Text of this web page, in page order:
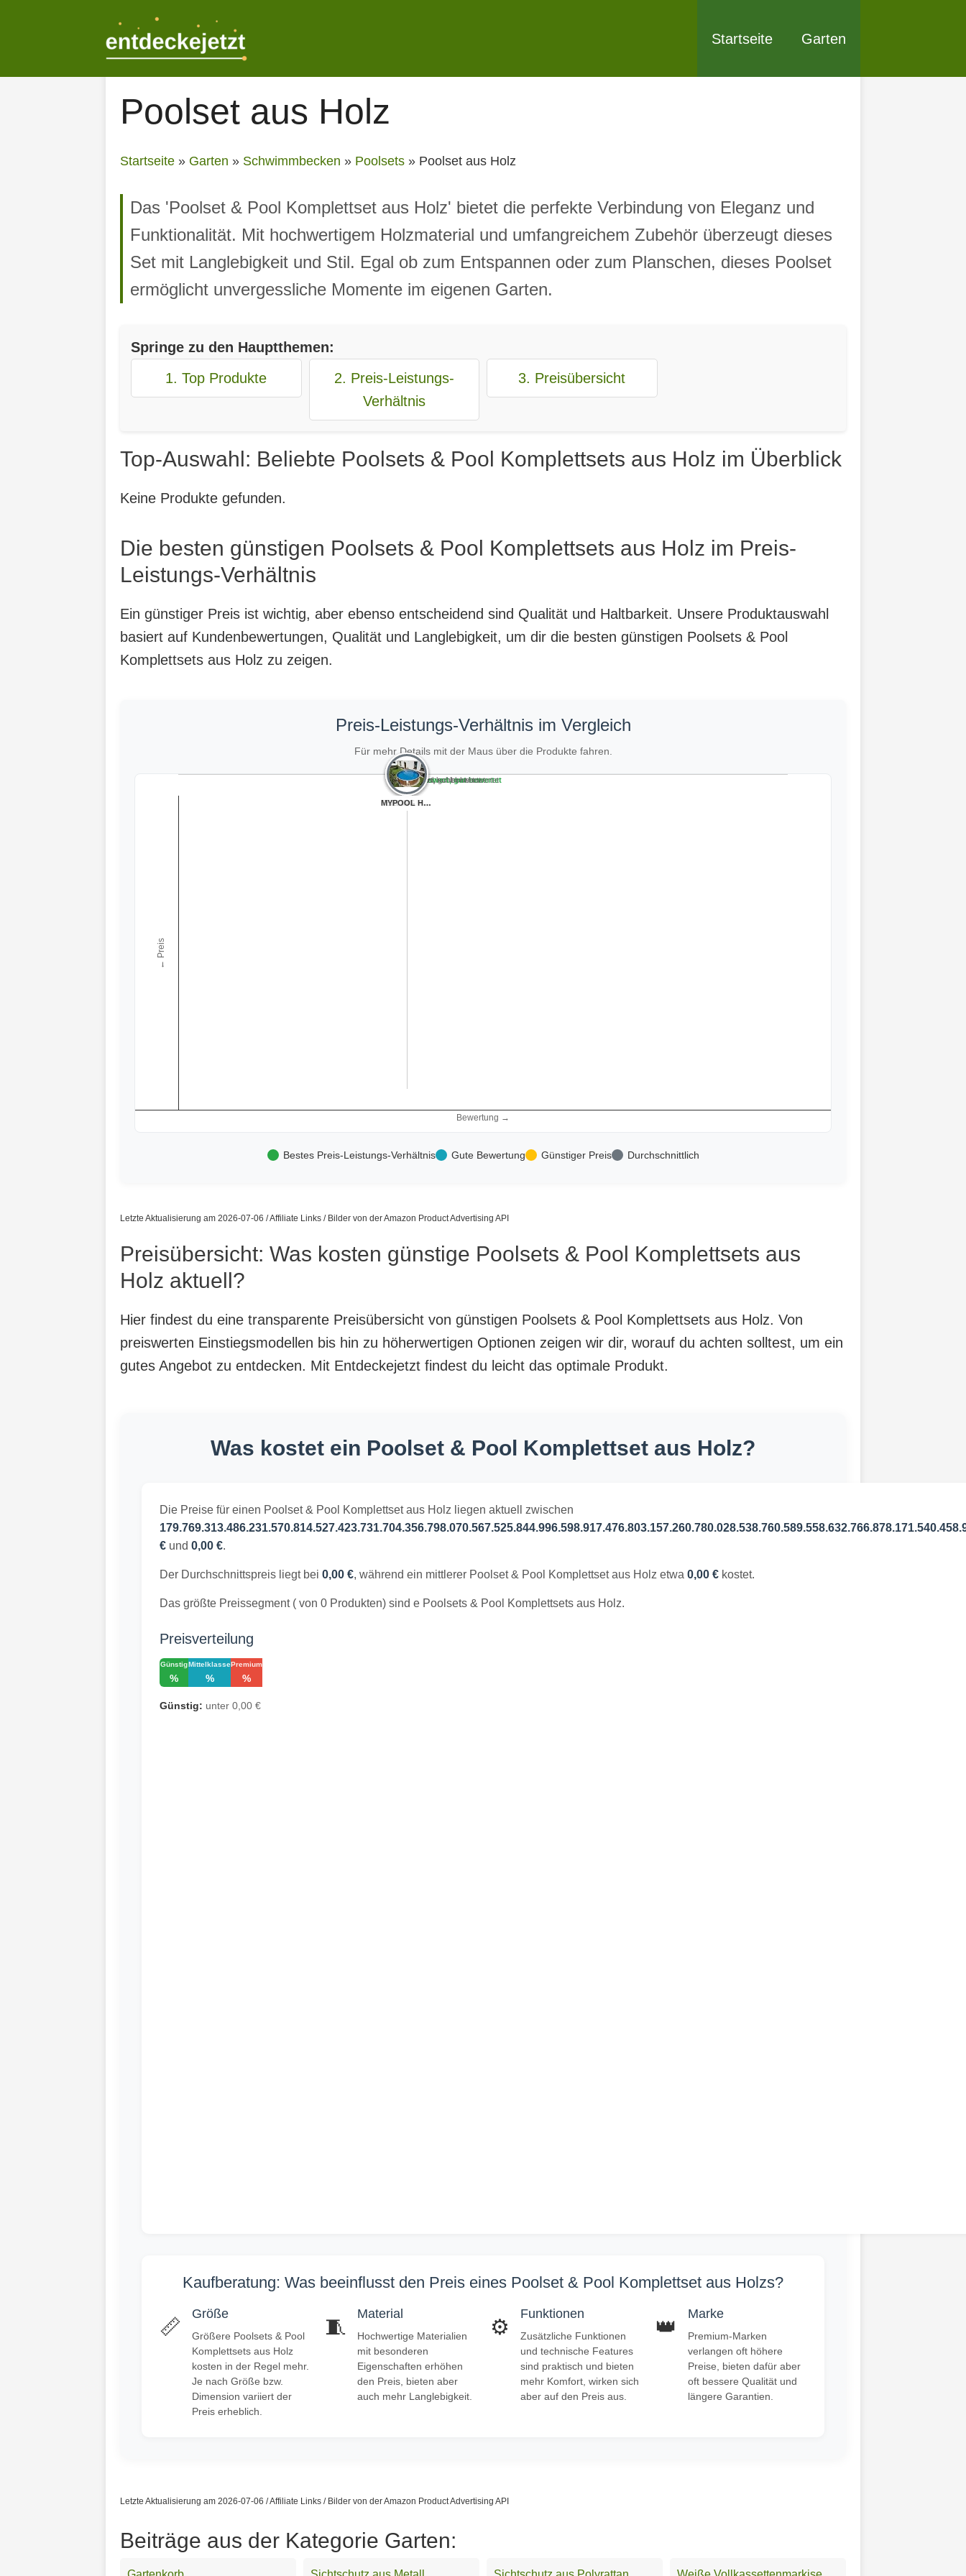
Startseite Garten
Poolset aus Holz
Startseite » Garten » Schwimmbecken » Poolsets » Poolset aus Holz
Das 'Poolset & Pool Komplettset aus Holz' bietet die perfekte Verbindung von Eleganz und
Funktionalität. Mit hochwertigem Holzmaterial und umfangreichem Zubehör überzeugt dieses
Set mit Langlebigkeit und Stil. Egal ob zum Entspannen oder zum Planschen, dieses Poolset
ermöglicht unvergessliche Momente im eigenen Garten.
Springe zu den Hauptthemen:
1. Top Produkte
2. Preis-Leistungs-
Verhältnis
3. Preisübersicht
Top-Auswahl: Beliebte Poolsets & Pool Komplettsets aus Holz im Überblick
Keine Produkte gefunden.
Die besten günstigen Poolsets & Pool Komplettsets aus Holz im Preis-
Leistungs-Verhältnis
Ein günstiger Preis ist wichtig, aber ebenso entscheidend sind Qualität und Haltbarkeit. Unsere Produktauswahl
basiert auf Kundenbewertungen, Qualität und Langlebigkeit, um dir die besten günstigen Poolsets & Pool
Komplettsets aus Holz zu zeigen.
Preis-Leistungs-Verhältnis im Vergleich
Für mehr Details mit der Maus über die Produkte fahren.
Bewertung →
← Preis
Teuer, gut bewertet
Teuer, schlecht bewertet
Preiswert, gut bewertet
Preiswert, schlecht bewertet
weka Massivholz...
Paradies Pool® ...MYPOOL Holzopti...
Paradies Pool® ...
FEELING Pool-Se...
MYPOOL Holzopti...
Bestes Preis-Leistungs-Verhältnis Gute Bewertung Günstiger Preis Durchschnittlich
Letzte Aktualisierung am 2026-07-06 / Affiliate Links / Bilder von der Amazon Product Advertising API
Preisübersicht: Was kosten günstige Poolsets & Pool Komplettsets aus
Holz aktuell?
Hier findest du eine transparente Preisübersicht von günstigen Poolsets & Pool Komplettsets aus Holz. Von
preiswerten Einstiegsmodellen bis hin zu höherwertigen Optionen zeigen wir dir, worauf du achten solltest, um ein
gutes Angebot zu entdecken. Mit Entdeckejetzt findest du leicht das optimale Produkt.
Was kostet ein Poolset & Pool Komplettset aus Holz?
Die Preise für einen Poolset & Pool Komplettset aus Holz liegen aktuell zwischen
€ und 0,00 €.
Der Durchschnittspreis liegt bei 0,00 €, während ein mittlerer Poolset & Pool Komplettset aus Holz etwa 0,00 € kostet.
Das größte Preissegment ( von 0 Produkten) sind e Poolsets & Pool Komplettsets aus Holz.
Preisverteilung
Günstig
%
Mittelklasse
%
Premium
%
Günstig: unter 0,00 €
Kaufberatung: Was beeinflusst den Preis eines Poolset & Pool Komplettset aus Holzs?
📏
Größe
Größere Poolsets & Pool
Komplettsets aus Holz
kosten in der Regel mehr.
Je nach Größe bzw.
Dimension variiert der
Preis erheblich.
🧵
Material
Hochwertige Materialien
mit besonderen
Eigenschaften erhöhen
den Preis, bieten aber
auch mehr Langlebigkeit.
⚙️
Funktionen
Zusätzliche Funktionen
und technische Features
sind praktisch und bieten
mehr Komfort, wirken sich
aber auf den Preis aus.
👑
Marke
Premium-Marken
verlangen oft höhere
Preise, bieten dafür aber
oft bessere Qualität und
längere Garantien.
Letzte Aktualisierung am 2026-07-06 / Affiliate Links / Bilder von der Amazon Product Advertising API
Beiträge aus der Kategorie Garten: